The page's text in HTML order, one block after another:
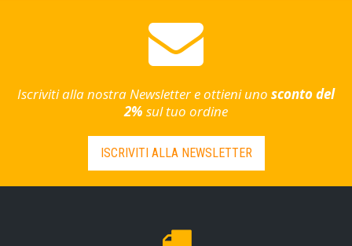
Iscriviti alla nostra Newsletter e ottieni uno sconto del
2% sul tuo ordine
ISCRIVITI ALLA NEWSLETTER